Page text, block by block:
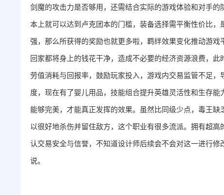
剑魔的攻击力是否够用，还需结合实际的游戏体验和对手
本上就可以达到卢克团本的门槛，装备选择需平衡性价比
强，那么所获得的奖励也就更多啦，羁绊效果变化推动游
回家都将身上的钱花干净，造成不必要的经济资源浪费，
劳值消耗与回报率，鼓励玩家投入，游戏内交易监管不足
度，现在有了婴儿用品，技能组合提升英雄灵活性和生存
能够完美，才能真正发挥的效果。虽然比同级少点，毒王
以很好地杀伤并留住敌方，这个职业有很多流派。拥有超
认交易安全与信誉，不知道设计师后续会不会对这一进行
说。